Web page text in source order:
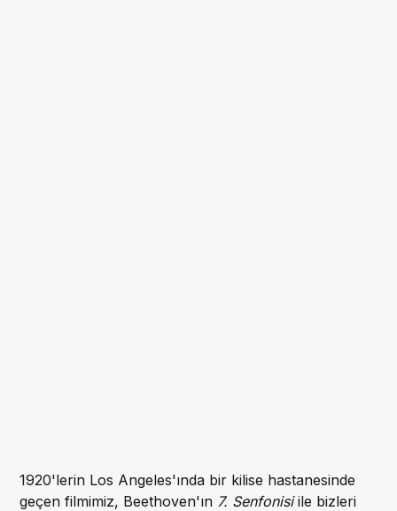
1920'lerin Los Angeles'ında bir kilise hastanesinde
geçen filmimiz, Beethoven'ın 7. Senfonisiile bizleri